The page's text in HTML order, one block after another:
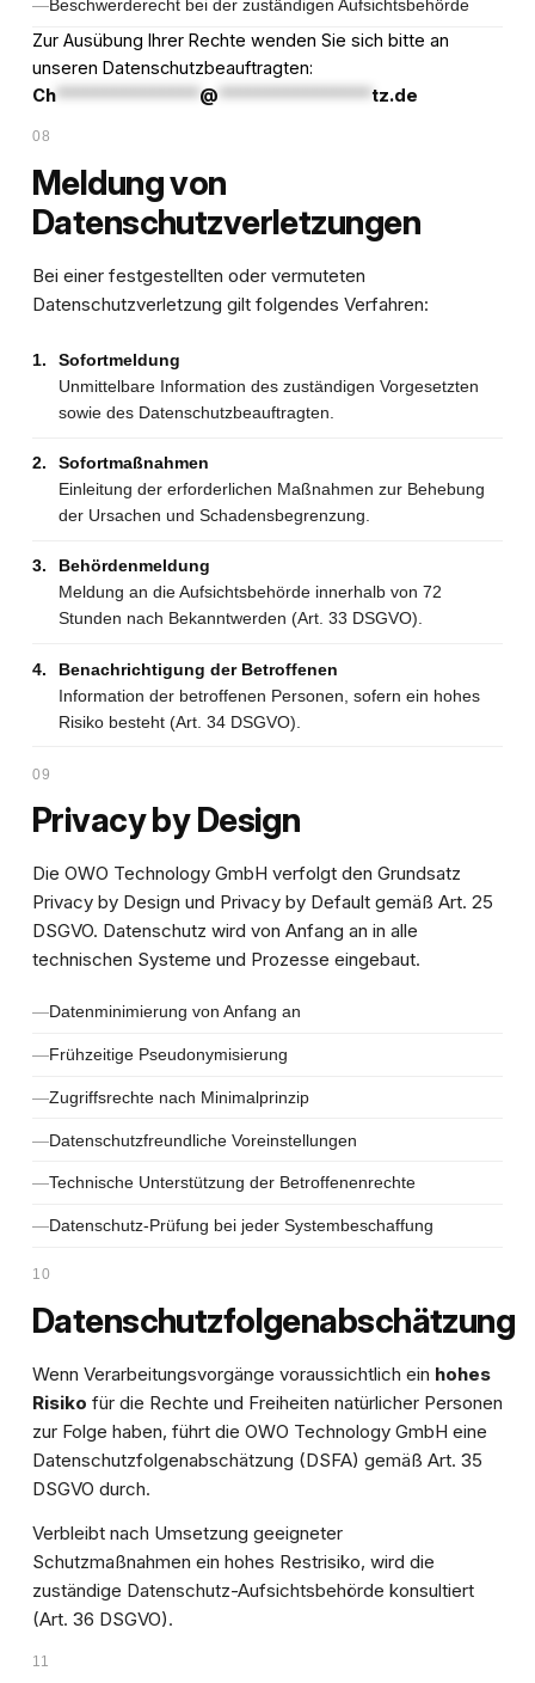
Beschwerderecht bei der zuständigen Aufsichtsbehörde
Zur Ausübung Ihrer Rechte wenden Sie sich bitte an
unseren Datenschutzbeauftragten:
Ch*************** @ ****************tz.de
08
Meldung von
Datenschutzverletzungen
Bei einer festgestellten oder vermuteten
Datenschutzverletzung gilt folgendes Verfahren:
1.
Sofortmeldung
Unmittelbare Information des zuständigen Vorgesetzten
sowie des Datenschutzbeauftragten.
2.
Sofortmaßnahmen
Einleitung der erforderlichen Maßnahmen zur Behebung
der Ursachen und Schadensbegrenzung.
3.
Behördenmeldung
Meldung an die Aufsichtsbehörde innerhalb von 72
Stunden nach Bekanntwerden (Art. 33 DSGVO).
4.
Benachrichtigung der Betroffenen
Information der betroffenen Personen, sofern ein hohes
Risiko besteht (Art. 34 DSGVO).
09
Privacy by Design
Die OWO Technology GmbH verfolgt den Grundsatz
Privacy by Design und Privacy by Defaultgemäß Art. 25
DSGVO. Datenschutz wird von Anfang an in alle
technischen Systeme und Prozesse eingebaut.
Datenminimierung von Anfang an
Frühzeitige Pseudonymisierung
Zugriffsrechte nach Minimalprinzip
Datenschutzfreundliche Voreinstellungen
Technische Unterstützung der Betroffenenrechte
Datenschutz-Prüfung bei jeder Systembeschaffung
10
Datenschutzfolgenabschätzung
Wenn Verarbeitungsvorgänge voraussichtlich ein hohes
Risiko für die Rechte und Freiheiten natürlicher Personen
zur Folge haben, führt die OWO Technology GmbH eine
Datenschutzfolgenabschätzung (DSFA) gemäß Art. 35
DSGVO durch.
Verbleibt nach Umsetzung geeigneter
Schutzmaßnahmen ein hohes Restrisiko, wird die
zuständige Datenschutz-Aufsichtsbehörde konsultiert
(Art. 36 DSGVO).
11